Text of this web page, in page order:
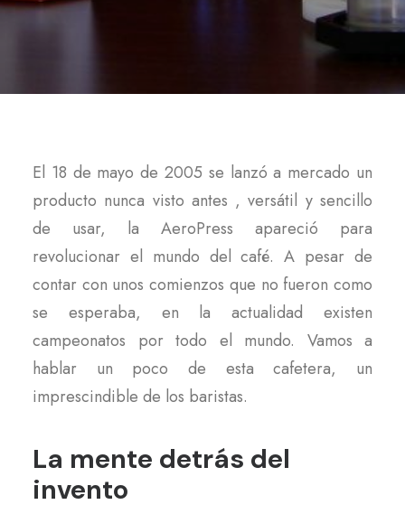
El 18 de mayo de 2005 se lanzó a mercado un
producto nunca visto antes , versátil y sencillo
de usar, la AeroPress apareció para
revolucionar el mundo del café. A pesar de
contar con unos comienzos que no fueron como
se esperaba, en la actualidad existen
campeonatos por todo el mundo. Vamos a
hablar un poco de esta cafetera, un
imprescindible de los baristas.
La mente detrás del
invento